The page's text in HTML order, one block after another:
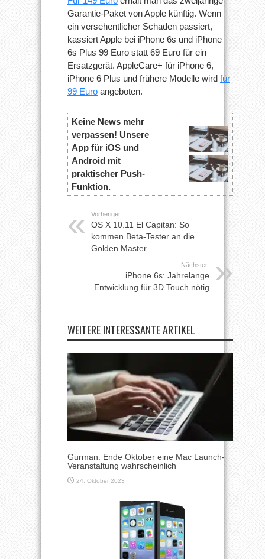
Garantie-Paket von Apple künftig. Wenn
ein versehentlicher Schaden passiert,
kassiert Apple bei iPhone 6s und iPhone
6s Plus 99 Euro statt 69 Euro für ein
Ersatzgerät. AppleCare+ für iPhone 6,
iPhone 6 Plus und frühere Modelle wird für
99 Euro angeboten.
Keine News mehr
verpassen! Unsere
App für iOS und
Android mit
praktischer Push-
Funktion.
Vorheriger:
OS X 10.11 El Capitan: So
kommen Beta-Tester an die
Golden Master
Nächster:
iPhone 6s: Jahrelange
Entwicklung für 3D Touch nötig
WEITERE INTERESSANTE ARTIKEL
Gurman: Ende Oktober eine Mac Launch-
Veranstaltung wahrscheinlich
24. Oktober 2023